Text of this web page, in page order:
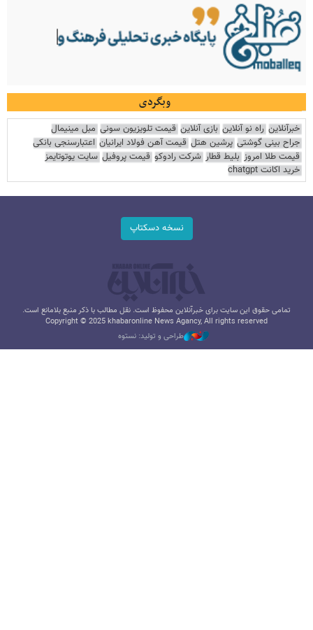
وبگردی
خبرآنلاین راه نو آنلاین بازی آنلاین قیمت تلویزیون سونی مبل مینیمال
جراح بینی گوشتی پرشین هتل قیمت آهن فولاد ایرانیان اعتبارسنجی بانکی
قیمت طلا امروز بلیط قطار شرکت رادوکو قیمت پروفیل سایت یوتوتایمز
خرید اکانت chatgpt
نسخه دسکتاپ
تمامی حقوق این سایت برای خبرآنلاین محفوظ است. نقل مطالب با ذکر منبع بلامانع است.
Copyright © 2025 khabaronline News Agancy, All rights reserved
طراحی و تولید: نستوه